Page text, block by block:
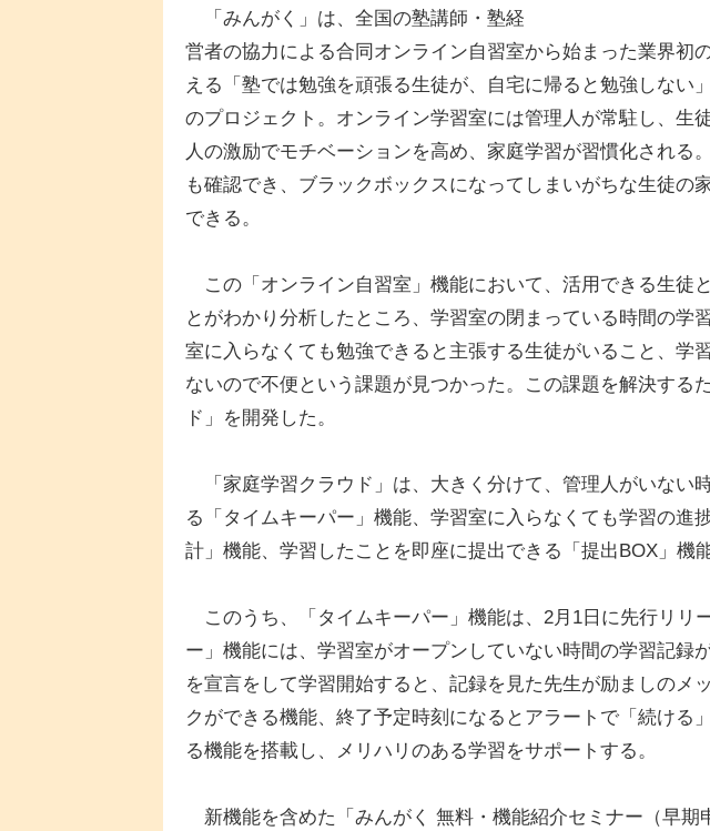
「みんがく」は、全国の塾講師・塾経
営者の協力による合同オンライン自習室から始まった業界初
える「塾では勉強を頑張る生徒が、自宅に帰ると勉強しない
のプロジェクト。オンライン学習室には管理人が常駐し、生
人の激励でモチベーションを高め、家庭学習が習慣化される
も確認でき、ブラックボックスになってしまいがちな生徒の
できる。
この「オンライン自習室」機能において、活用できる生徒
とがわかり分析したところ、学習室の閉まっている時間の学
室に入らなくても勉強できると主張する生徒がいること、学
ないので不便という課題が見つかった。この課題を解決する
ド」を開発した。
「家庭学習クラウド」は、大きく分けて、管理人がいない
る「タイムキーパー」機能、学習室に入らなくても学習の進
計」機能、学習したことを即座に提出できる「提出BOX」機
このうち、「タイムキーパー」機能は、2月1日に先行リリ
ー」機能には、学習室がオープンしていない時間の学習記録
を宣言をして学習開始すると、記録を見た先生が励ましのメ
クができる機能、終了予定時刻になるとアラートで「続ける
る機能を搭載し、メリハリのある学習をサポートする。
新機能を含めた「みんがく 無料・機能紹介セミナー（早期